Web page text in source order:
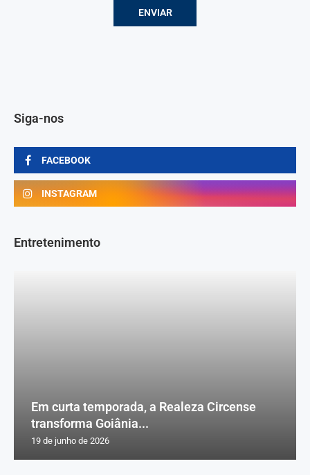
Siga-nos
FACEBOOK
INSTAGRAM
Entretenimento
Em curta temporada, a Realeza Circense
transforma Goiânia...
19 de junho de 2026